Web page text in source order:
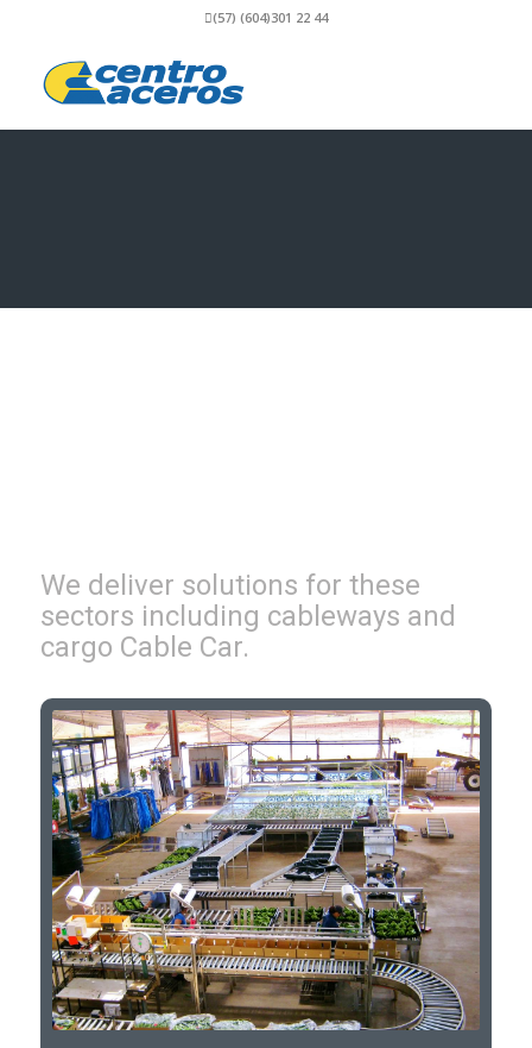
(57) (604)301 22 44
We deliver solutions for these
sectors including cableways and
cargo Cable Car.